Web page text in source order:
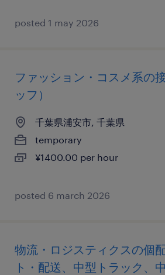
posted 1 may 2026
ファッション・コスメ系の
ッフ）
千葉県浦安市, 千葉県
temporary
¥1400.00 per hour
posted 6 march 2026
物流・ロジスティクスの個
ト・配送、中型トラック、